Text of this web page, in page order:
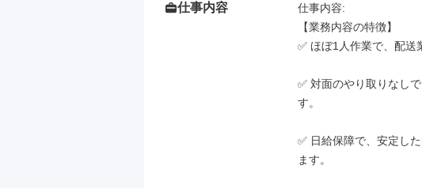
仕事内容
仕事内容:
【業務内容の特徴】
✅ ほぼ1人作業で、配送
✅ 対面のやり取りなし
す。
✅ 日給保障で、安定し
ます。